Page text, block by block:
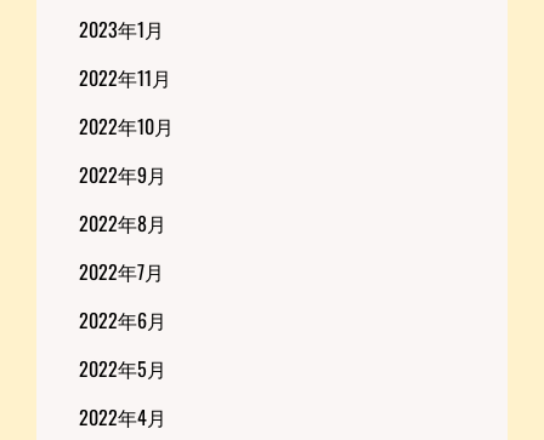
2023年1月
2022年11月
2022年10月
2022年9月
2022年8月
2022年7月
2022年6月
2022年5月
2022年4月